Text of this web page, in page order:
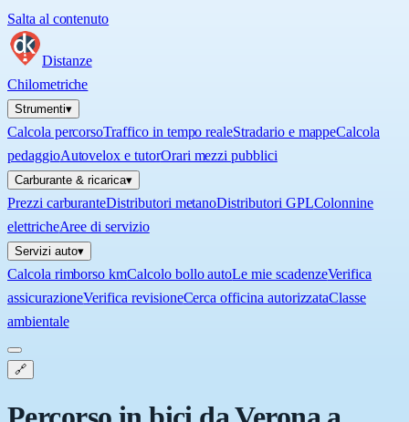
Salta al contenuto
Distanze
Chilometriche
Strumenti▾
Calcola percorsoTraffico in tempo realeStradario e mappeCalcola
pedaggioAutovelox e tutorOrari mezzi pubblici
Carburante & ricarica▾
Prezzi carburanteDistributori metanoDistributori GPLColonnine
elettricheAree di servizio
Servizi auto▾
Calcola rimborso kmCalcolo bollo autoLe mie scadenzeVerifica
assicurazioneVerifica revisioneCerca officina autorizzataClasse
ambientale
🔗